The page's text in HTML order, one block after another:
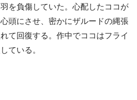
を負傷していた。心配したココが
頭にさせ、密かにザルードの縄張
て回復する。作中でココはフライ
ている。